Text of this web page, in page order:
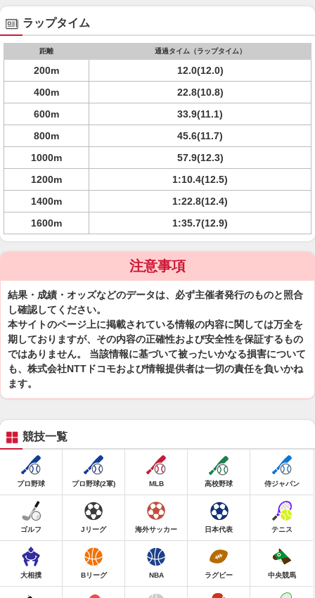
ラップタイム
距離 通過タイム（ラップタイム）
200m
12.0(12.0)
400m
22.8(10.8)
600m
33.9(11.1)
800m
45.6(11.7)
1000m
57.9(12.3)
1200m
1:10.4(12.5)
1400m
1:22.8(12.4)
1600m
1:35.7(12.9)
注意事項
結果・成績・オッズなどのデータは、必ず主催者発行のものと照合
し確認してください。
本サイトのページ上に掲載されている情報の内容に関しては万全を
期しておりますが、その内容の正確性および安全性を保証するもの
ではありません。 当該情報に基づいて被ったいかなる損害について
も、株式会社NTTドコモおよび情報提供者は一切の責任を負いかね
ます。
競技一覧
プロ野球 プロ野球(2軍) MLB 高校野球 侍ジャパン
ゴルフ Jリーグ 海外サッカー 日本代表 テニス
大相撲 Bリーグ NBA ラグビー 中央競馬